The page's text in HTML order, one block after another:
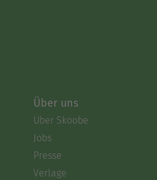
Über uns
Über Skoobe
Jobs
Presse
Verlage